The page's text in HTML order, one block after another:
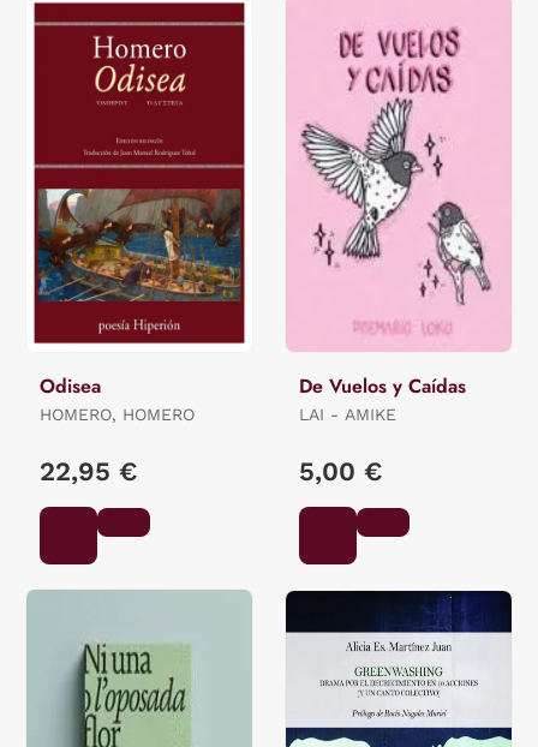
Odisea
HOMERO, HOMERO
22,95 €
De Vuelos y Caídas
LAI - AMIKE
5,00 €